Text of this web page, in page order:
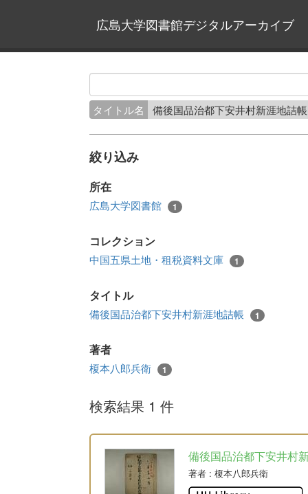
広島大学図書館デジタルアーカイブ
タイトル名 備後国品治都下安井村新涯地詰
絞り込み
所在
広島大学図書館 1
コレクション
中国五県土地・租税資料文庫 1
タイトル
備後国品治都下安井村新涯地詰帳 1
著者
榎本八郎兵衛 1
検索結果 1 件
備後国品治都下安井村
著者 : 榎本八郎兵衛